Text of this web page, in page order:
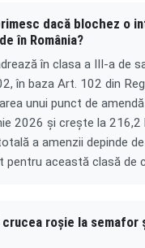
dacă blochez o
în România?
în clasa a III-a de
în baza Art. 102 din
unui punct de
2026 și crește la 216,2
a amenzii depinde
pentru această clasă de
crucea roșie la semafor